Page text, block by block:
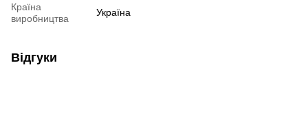
Країна
виробництва
Україна
Відгуки